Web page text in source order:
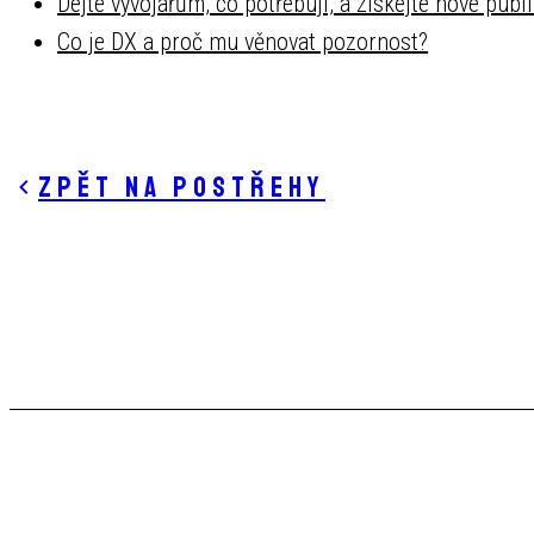
Co je DX a proč mu věnovat pozornost?
Zpět na postřehy